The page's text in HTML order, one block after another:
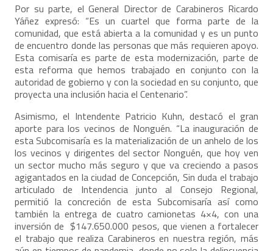
Por su parte, el General Director de Carabineros Ricardo
Yáñez expresó: “Es un cuartel que forma parte de la
comunidad, que está abierta a la comunidad y es un punto
de encuentro donde las personas que más requieren apoyo.
Esta comisaría es parte de esta modernización, parte de
esta reforma que hemos trabajado en conjunto con la
autoridad de gobierno y con la sociedad en su conjunto, que
proyecta una inclusión hacia el Centenario”.
Asimismo, el Intendente Patricio Kuhn, destacó el gran
aporte para los vecinos de Nonguén. “La inauguración de
esta Subcomisaría es la materialización de un anhelo de los
los vecinos y dirigentes del sector Nonguén, que hoy ven
un sector mucho más seguro y que va creciendo a pasos
agigantados en la ciudad de Concepción, Sin duda el trabajo
articulado de Intendencia junto al Consejo Regional,
permitió la concreción de esta Subcomisaría así como
también la entrega de cuatro camionetas 4×4, con una
inversión de $147.650.000 pesos, que vienen a fortalecer
el trabajo que realiza Carabineros en nuestra región, más